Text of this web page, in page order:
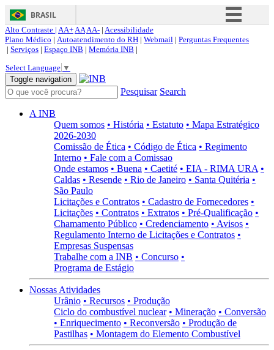
BRASIL
Simplifique!
Acesso à informação
Canais
Alto Contraste | AA+AAAA- | Acessibilidade
Plano Médico | Autoatendimento do RH | Webmail | Perguntas Frequentes
| Serviços | Espaço INB | Memória INB |
Select Language ▼
Toggle navigation
Pesquisar Search
A INB
Quem somos • História • Estatuto • Mapa Estratégico
2026-2030
Comissão de Ética • Código de Ética • Regimento
Interno • Fale com a Comissao
Onde estamos • Buena • Caetité • EIA - RIMA URA •
Caldas • Resende • Rio de Janeiro • Santa Quitéria •
São Paulo
Licitações e Contratos • Cadastro de Fornecedores •
Licitações • Contratos • Extratos • Pré-Qualificação •
Chamamento Público • Credenciamento • Avisos •
Regulamento Interno de Licitações e Contratos •
Empresas Suspensas
Trabalhe com a INB • Concurso •
Programa de Estágio
Nossas Atividades
Urânio • Recursos • Produção
Ciclo do combustível nuclear • Mineração • Conversão
• Enriquecimento • Reconversão • Produção de
Pastilhas • Montagem do Elemento Combustível